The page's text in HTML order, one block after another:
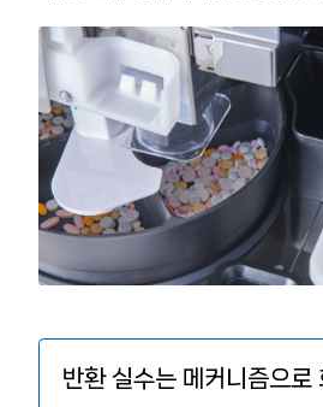
반환 실수는 메커니즘으로